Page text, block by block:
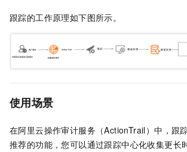
跟踪的工作原理如下图所示。
使用场景
在阿里云操作审计服务（ActionTrail）中，跟
推荐的功能，您可以通过跟踪中心化收集更长